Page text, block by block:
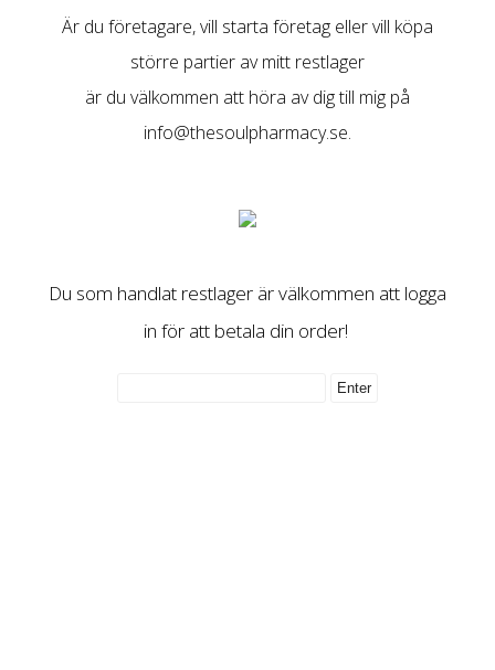
Är du företagare, vill starta företag eller vill köpa
större partier av mitt restlager
är du välkommen att höra av dig till mig på
info@thesoulpharmacy.se.
Du som handlat restlager är välkommen att logga
in för att betala din order!